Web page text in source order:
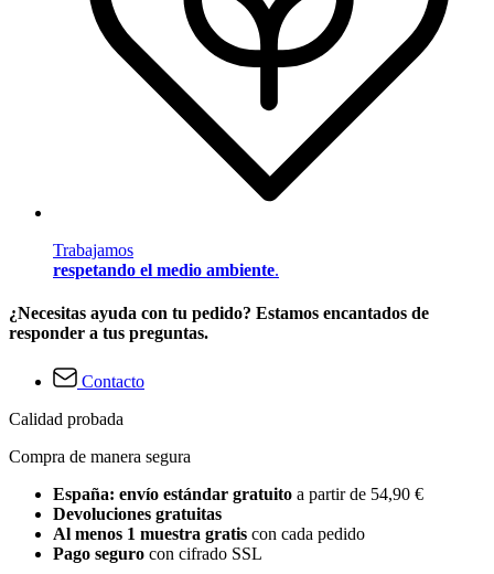
Trabajamos
respetando el medio ambiente.
¿Necesitas ayuda con tu pedido? Estamos encantados de
responder a tus preguntas.
Contacto
Calidad probada
Compra de manera segura
España: envío estándar gratuito a partir de 54,90 €
Devoluciones gratuitas
Al menos 1 muestra gratis con cada pedido
Pago seguro con cifrado SSL